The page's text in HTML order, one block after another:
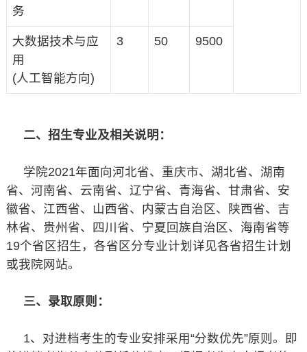
务
大数据技术与应
用
(人工智能方向)
3 50 9500
二、招生专业及相关说明：
学院2021年面向河北省、重庆市、湖北省、湖南
省、河南省、云南省、辽宁省、青海省、甘肃省、安
徽省、江西省、山西省、内蒙古自治区、陕西省、吉
林省、贵州省、四川省、宁夏回族自治区、海南省等
19个省区招生，各省区分专业计划详见各省招生计划
或我院网站。
三、录取原则：
1、对进档考生的专业安排采用“分数优先”原则。即